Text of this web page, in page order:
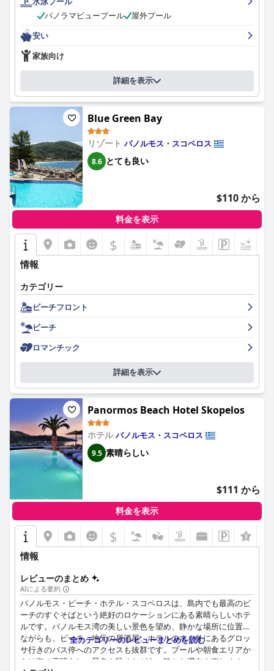
ストがその爽やかで手入れの行き届いた特徴を褒めています。朝
食については意見が分かれることもありますが、自家製ジャムや
典型的なギリシャ料理など、品質とプレゼンテーションは高く評
価されています。全体として、デニスホテルは、清潔で整頓され
た宿泊施設、素晴らしいスタッフ、そして素敵なプールをお探し
の方に最適な選択肢です。
パノラマビュープール
屋外プール
安い
家族向け
詳細を表示
Blue Green Bay
リゾート パノルモス・スコペロス
8.6 とても良い
$110 から
料金を表示
$
情報
カテゴリー
ビーチフロント
ビーチ
ロマンチック
詳細を表示
Panormos Beach Hotel Skopelos
ホテルパノルモス・スコペロス
9.5 素晴らしい
$111 から
料金を表示
$
情報
レビューのまとめ
AIによる要約
パノルモス・ビーチ・ホテル・スコペロスは、島内でも最高のビ
ーチのすぐそばという絶好のロケーションにある素晴らしいホテ
ルです。パノルモス湾の美しい景色を望め、静かな場所に位置し
ながらも、ビーチ、地元の居酒屋、ホテルのすぐ外にあるグロッ
サ行きのバス停へのアクセスも抜群です。プールや朝食エリアか
らは海の素晴らしい景色を眺めながら、静かな滞在を楽しめま
全カテゴリーのレビューまとめを読む